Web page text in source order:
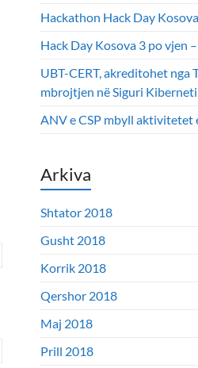
Hackathon Hack Day
Hack Day Kosova 3 po vjen
UBT-CERT, akreditohet
mbrojtjen në Siguri
ANV e CSP mbyll aktivitetet
Arkiva
Shtator 2018
Gusht 2018
Korrik 2018
Qershor 2018
Maj 2018
Prill 2018